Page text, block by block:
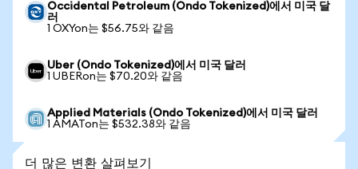
Occidental Petroleum (Ondo Tokenized)에서 미국 달
러
1 OXYon는 $56.75와 같음
Uber (Ondo Tokenized)에서 미국 달러
1 UBERon는 $70.20와 같음
Applied Materials (Ondo Tokenized)에서 미국 달러
1 AMATon는 $532.38와 같음
더 많은 변환 살펴보기